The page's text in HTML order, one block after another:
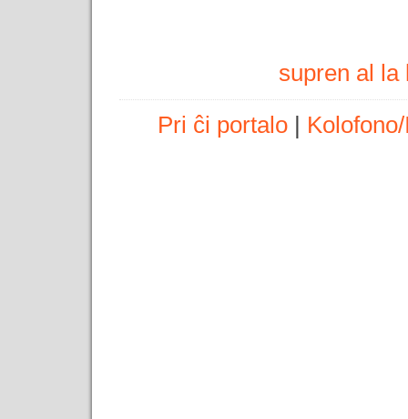
supren al la
Pri ĉi portalo|